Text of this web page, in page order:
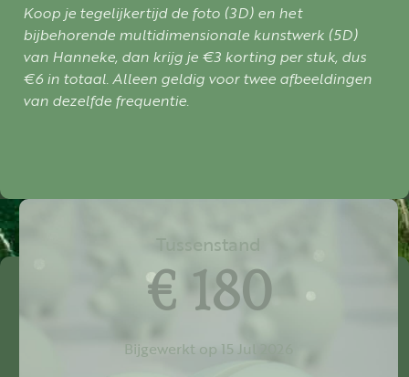
Koop je tegelijkertijd de foto (3D) en het
bijbehorende multidimensionale kunstwerk (5D)
van Hanneke, dan krijg je €3 korting per stuk, dus
€6 in totaal. Alleen geldig voor twee afbeeldingen
van dezelfde frequentie.
Tussenstand
€ 180
Bijgewerkt op 15 Jul 2026